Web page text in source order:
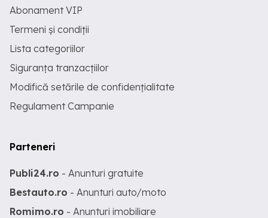
Abonament VIP
Termeni și condiții
Lista categoriilor
Siguranța tranzacțiilor
Modifică setările de confidențialitate
Regulament Campanie
Parteneri
Publi24.ro - Anunturi gratuite
Bestauto.ro - Anunturi auto/moto
Romimo.ro - Anunturi imobiliare